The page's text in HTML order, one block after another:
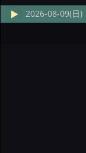
2026-08-09(日)